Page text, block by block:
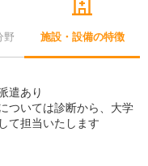
野 施設・設備の特徴
遣あり
ついては診断から、大学
て担当いたします